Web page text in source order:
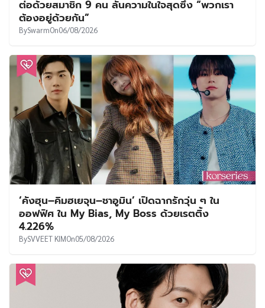
ต่อด้วยสมาชิก 9 คน ลั่นความในใจสุดซึ้ง “พวกเรา
ต้องอยู่ด้วยกัน”
BySwarmOn06/08/2026
‘คังฮุน–คิมฮเยจุน–ชาอูมิน’ เปิดฉากรักวุ่น ๆ ใน
ออฟฟิศ ใน My Bias, My Boss ด้วยเรตติ้ง
4.226%
BySVVEET KIMOn05/08/2026